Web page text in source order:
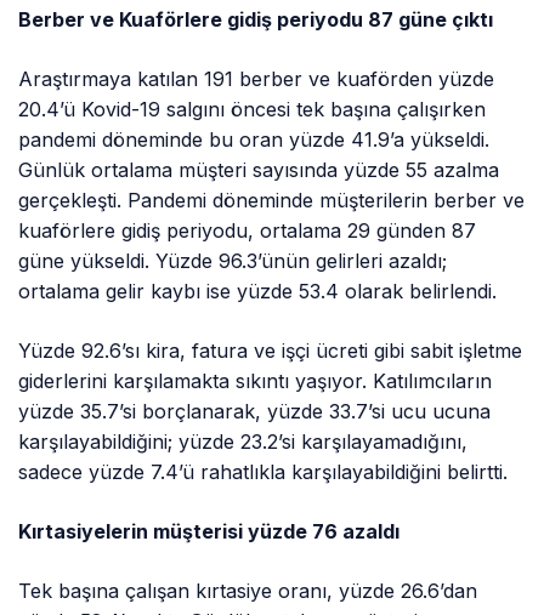
Berber ve Kuaförlere gidiş periyodu 87 güne çıktı
Araştırmaya katılan 191 berber ve kuaförden yüzde
20.4’ü Kovid-19 salgını öncesi tek başına çalışırken
pandemi döneminde bu oran yüzde 41.9’a yükseldi.
Günlük ortalama müşteri sayısında yüzde 55 azalma
gerçekleşti. Pandemi döneminde müşterilerin berber ve
kuaförlere gidiş periyodu, ortalama 29 günden 87
güne yükseldi. Yüzde 96.3’ünün gelirleri azaldı;
ortalama gelir kaybı ise yüzde 53.4 olarak belirlendi.
Yüzde 92.6’sı kira, fatura ve işçi ücreti gibi sabit işletme
giderlerini karşılamakta sıkıntı yaşıyor. Katılımcıların
yüzde 35.7’si borçlanarak, yüzde 33.7’si ucu ucuna
karşılayabildiğini; yüzde 23.2’si karşılayamadığını,
sadece yüzde 7.4’ü rahatlıkla karşılayabildiğini belirtti.
Kırtasiyelerin müşterisi yüzde 76 azaldı
Tek başına çalışan kırtasiye oranı, yüzde 26.6’dan